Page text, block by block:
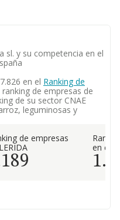
sl. y su competencia en el
en el Ranking de
ranking de empresas de
de su sector CNAE
leguminosas y
de empresas
en el